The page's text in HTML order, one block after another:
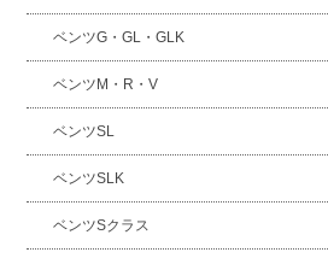
ベンツG・GL・GLK
ベンツM・R・V
ベンツSL
ベンツSLK
ベンツSクラス